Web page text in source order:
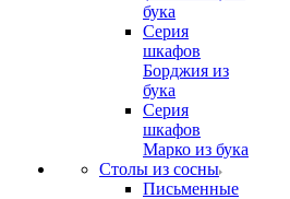
бука
Серия
шкафов
Борджия из
бука
Серия
шкафов
Марко из бука
Столы из сосны
Письменные